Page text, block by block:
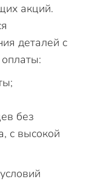
акций.
деталей с
без
с высокой